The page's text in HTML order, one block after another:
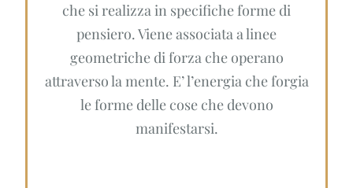
che si realizza in specifiche forme di
pensiero. Viene associata a linee
geometriche di forza che operano
attraverso la mente. E’ l’energia che forgia
le forme delle cose che devono
manifestarsi.